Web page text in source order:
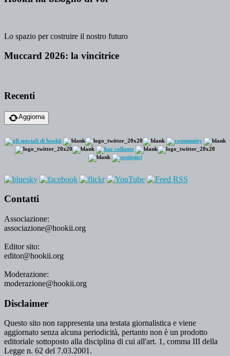
Lo spazio per costruire il nostro futuro
Muccard 2026: la vincitrice
Recenti
Aggiorna
Contatti
Associazione:
associazione@hookii.org
Editor sito:
editor@hookii.org
Moderazione:
moderazione@hookii.org
Disclaimer
Questo sito non rappresenta una testata giornalistica e viene
aggiornato senza alcuna periodicità, pertanto non è un prodotto
editoriale sottoposto alla disciplina di cui all'art. 1, comma III della
Legge n. 62 del 7.03.2001.